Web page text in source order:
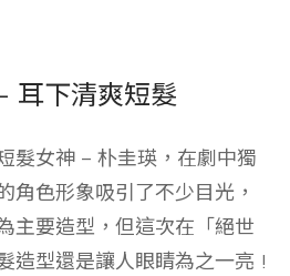
耳下清爽短髮
髮女神 – 朴圭瑛，在劇中獨
角色形象吸引了不少目光，
主要造型，但這次在「絕世
造型還是讓人眼睛為之一亮 !